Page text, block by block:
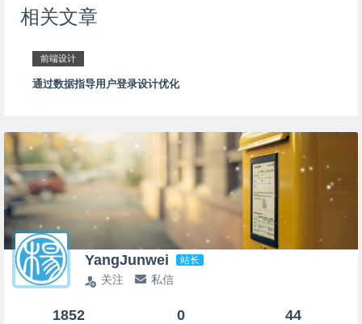
相关文章
前端设计
通过数据指导用户登录设计优化
YangJunwei 站长
关注 私信
1852 0 44